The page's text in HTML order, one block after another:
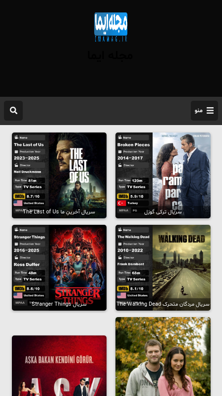
منو
سریال ترکی گوزل سریال آخرینِ ما The Last of Us
سریال مردگان متحرک The Walking Dead سریال Stranger Things